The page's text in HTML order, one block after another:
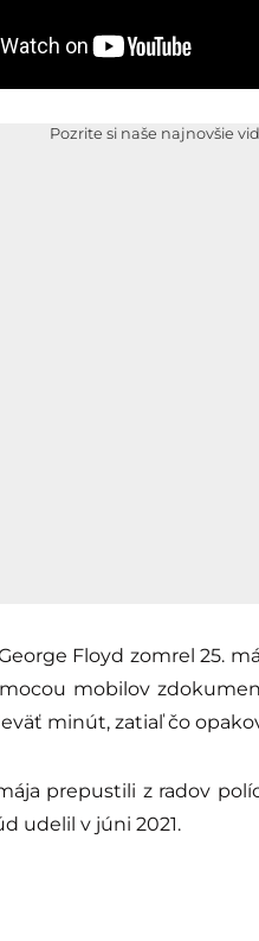
Pozrite si naše najnovšie
Floyd zomrel 25.
mobilov
minút, zatiaľ čo
prepustili z radov
udelil v júni 2021.